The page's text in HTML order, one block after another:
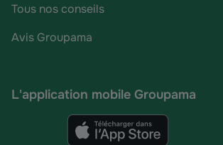
Tous nos conseils
Avis Groupama
L'application mobile Groupama